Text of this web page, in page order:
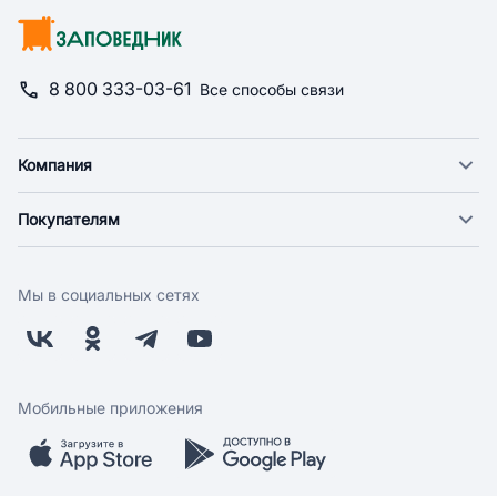
8 800 333-03-61 Все способы связи
Компания
Новости
Поставщикам
Заводчикам
Обратная связь
Покупателям
Оплата
Бонусная программа
Скидки и акции
Мобильное приложение
Мы в социальных сетях
Мобильные приложения